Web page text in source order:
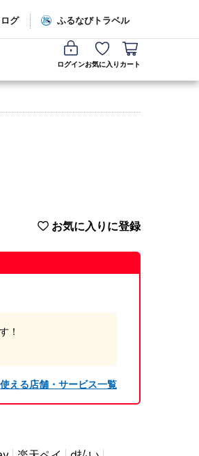
グ ふるなびトラベル
ログインお気に入り カート
お気に入りに登録
！
使える店舗・サービス一覧